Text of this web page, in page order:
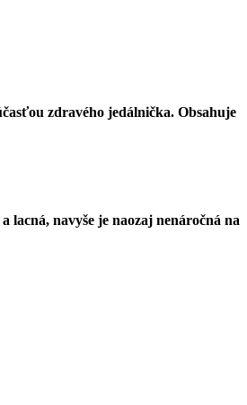
zdravého jedálnička. Obsahuje
lacná, navyše je naozaj nenáročná na